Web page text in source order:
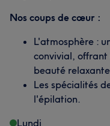
Nos coups de cœur :
L'atmosphère :
convivial, offrant
beauté
Les spécialités
l'épilation.
Lundi